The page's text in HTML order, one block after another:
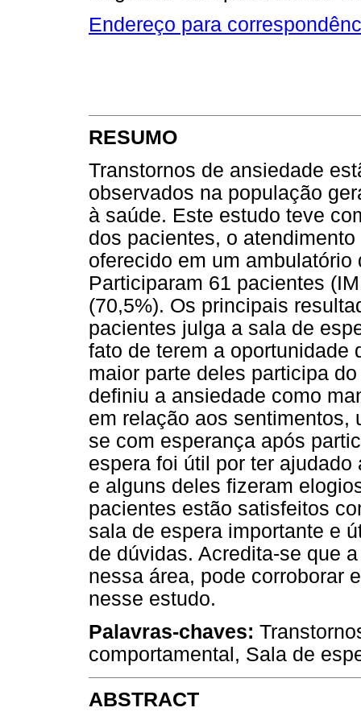
Endereço para
RESUMO
Transtornos de ansiedade
observados na população
à saúde. Este estudo teve
dos pacientes, o
oferecido em um
Participaram 61 pacientes
(70,5%). Os principais
pacientes julga a sala de
fato de terem a oportunidade
maior parte deles participa
definiu a ansiedade como
em relação aos sentimentos,
se com esperança após
espera foi útil por ter
e alguns deles fizeram
pacientes estão satisfeitos
sala de espera importante e
de dúvidas. Acredita-se que
nessa área, pode corroborar
nesse estudo.
Palavras-chaves:
comportamental, Sala de
ABSTRACT